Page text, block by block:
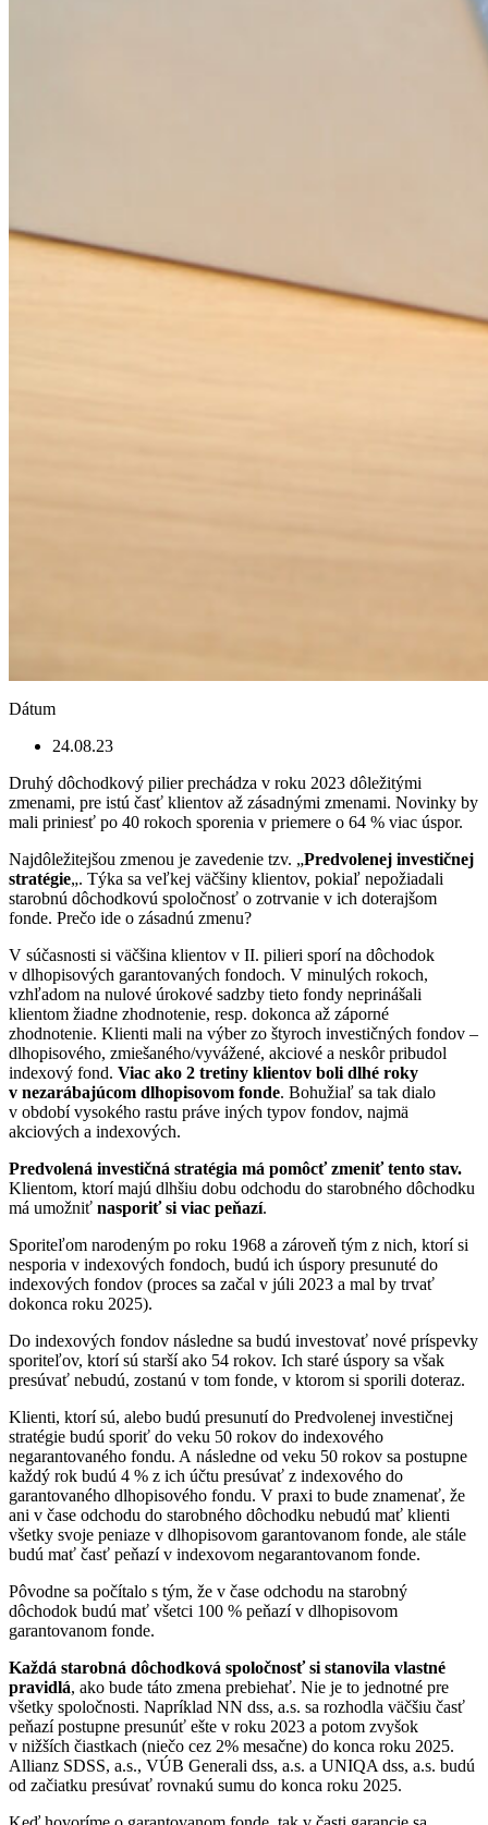
Dátum
24.08.23
Druhý dôchodkový pilier prechádza v roku 2023 dôležitými
zmenami, pre istú časť klientov až zásadnými zmenami. Novinky by
mali priniesť po 40 rokoch sporenia v priemere o 64 % viac úspor.
Najdôležitejšou zmenou je zavedenie tzv. „Predvolenej investičnej
stratégie„. Týka sa veľkej väčšiny klientov, pokiaľ nepožiadali
starobnú dôchodkovú spoločnosť o zotrvanie v ich doterajšom
fonde. Prečo ide o zásadnú zmenu?
V súčasnosti si väčšina klientov v II. pilieri sporí na dôchodok
v dlhopisových garantovaných fondoch. V minulých rokoch,
vzhľadom na nulové úrokové sadzby tieto fondy neprinášali
klientom žiadne zhodnotenie, resp. dokonca až záporné
zhodnotenie. Klienti mali na výber zo štyroch investičných fondov –
dlhopisového, zmiešaného/vyvážené, akciové a neskôr pribudol
indexový fond. Viac ako 2 tretiny klientov boli dlhé roky
v nezarábajúcom dlhopisovom fonde. Bohužiaľ sa tak dialo
v období vysokého rastu práve iných typov fondov, najmä
akciových a indexových.
Predvolená investičná stratégia má pomôcť zmeniť tento stav.
Klientom, ktorí majú dlhšiu dobu odchodu do starobného dôchodku
má umožniť nasporiť si viac peňazí.
Sporiteľom narodeným po roku 1968 a zároveň tým z nich, ktorí si
nesporia v indexových fondoch, budú ich úspory presunuté do
indexových fondov (proces sa začal v júli 2023 a mal by trvať
dokonca roku 2025).
Do indexových fondov následne sa budú investovať nové príspevky
sporiteľov, ktorí sú starší ako 54 rokov. Ich staré úspory sa však
presúvať nebudú, zostanú v tom fonde, v ktorom si sporili doteraz.
Klienti, ktorí sú, alebo budú presunutí do Predvolenej investičnej
stratégie budú sporiť do veku 50 rokov do indexového
negarantovaného fondu. A následne od veku 50 rokov sa postupne
každý rok budú 4 % z ich účtu presúvať z indexového do
garantovaného dlhopisového fondu. V praxi to bude znamenať, že
ani v čase odchodu do starobného dôchodku nebudú mať klienti
všetky svoje peniaze v dlhopisovom garantovanom fonde, ale stále
budú mať časť peňazí v indexovom negarantovanom fonde.
Pôvodne sa počítalo s tým, že v čase odchodu na starobný
dôchodok budú mať všetci 100 % peňazí v dlhopisovom
garantovanom fonde.
Každá starobná dôchodková spoločnosť si stanovila vlastné
pravidlá, ako bude táto zmena prebiehať. Nie je to jednotné pre
všetky spoločnosti. Napríklad NN dss, a.s. sa rozhodla väčšiu časť
peňazí postupne presunúť ešte v roku 2023 a potom zvyšok
v nižších čiastkach (niečo cez 2% mesačne) do konca roku 2025.
Allianz SDSS, a.s., VÚB Generali dss, a.s. a UNIQA dss, a.s. budú
od začiatku presúvať rovnakú sumu do konca roku 2025.